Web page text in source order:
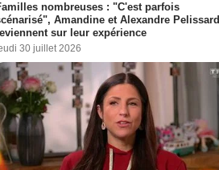
nombreuses : "C'est parfois
Amandine et Alexandre Pelissard
sur leur expérience
30 juillet 2026